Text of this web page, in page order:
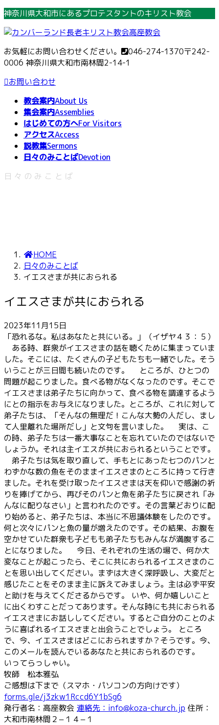
コ
テ
ン
ツ
へ
ス
ナ
ゲ
ー
シ
ョ
ン
神奈川県大和市にあるプロテスタントのキリスト教会
お気軽にお問い合わせください。 046-274-1370〒242-
0006 神奈川県大和市南林間2-14-1
お問い合わせ
教会案内About Us
集会案内Assemblies
はじめての方へFor Visitors
アクセスAccess
説教集Sermons
日々のみことばDevotion
日々のみことば
HOME
日々のみことば
イエスさまが共におられる
イエスさまが共におられる
2023年11月15日
「恐れるな。私はあなたと共にいる。」（イザヤ４３：５）
ある時、群衆がイエスさまの話を聴くために集まっていま
した。そこには、たくさんの子どもたちも一緒でした。そう
いうことが三日間も続いたのです。 ところが、ひとつの
問題が起こりました。食べる物がなくなったのです。そこで
イエスさまは弟子たちに向かって、食べる物を調達するよう
にとの指示をお与えになりました。ところが、これに対して
弟子たちは、「そんなの無理だ！こんな大勢の人だし、まし
て人里離れた場所だし」と文句を言いました。 実は、こ
の時、弟子たちは一番大事なことを忘れていたのではないで
しょうか。それは主イエスが共におられるということです。
弟子たちは気を取り直して、手もとにあった七つのパンと
わずかな数の魚をそのままイエスさまのところに持って行き
ました。それを受け取ったイエスさまは天を仰いで感謝の祈
りを捧げてから、再びそのパンと魚を弟子たちに戻され「み
んなに配りなさい」と言われたのです。その言葉どおりに配
り始めると、弟子たちは、本当に不思議体験をしたのです。
何と次々にパンと魚の量が増えたのです。その結果、お腹を
空かせていた群衆も子どもも弟子たちもみんなが満腹するこ
とになりました。 今日、それぞれの生活の場で、何か大
変なことが起こったら、そこに共におられるイエスさまのこ
とを思い出してください。まずは大きく深呼吸し、大変だと
感じたことをそのまま主に訴えてみましょう。主は必ず平安
と助けを与えてくださるからです。 いや、何か嬉しいこと
に出くわすことだってあります。そんな時にも共におられる
イエスさまにお話ししてください。するとご自分のことのよ
うに喜ばれるイエスさまと出会うことでしょう。 ところ
で、今、イエスさまはどこにおられますか？そうです。今、
このメールを読んでいるあなたと共におられるのです。
いってらっしゃい。
牧師 松本雅弘
ご感想は下まで（スマホ・パソコンの方向けです）
forms.gle/j3zkw1Rccd6Y1bSg6
発行者名：高座教会 連絡先：info@koza-church.jp 住所：
大和市南林間２−１４−１